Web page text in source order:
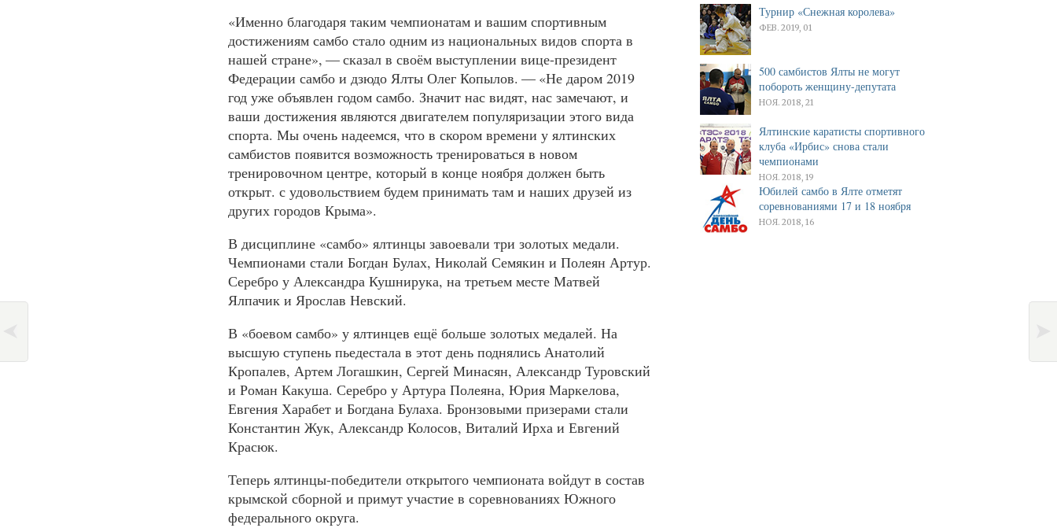
«Именно благодаря таким чемпионатам и вашим спортивным
достижениям самбо стало одним из национальных видов спорта в
нашей стране», — сказал в своём выступлении вице-президент
Федерации самбо и дзюдо Ялты Олег Копылов. — «Не даром 2019
год уже объявлен годом самбо. Значит нас видят, нас замечают, и
ваши достижения являются двигателем популяризации этого вида
спорта. Мы очень надеемся, что в скором времени у ялтинских
самбистов появится возможность тренироваться в новом
тренировочном центре, который в конце ноября должен быть
открыт. с удовольствием будем принимать там и наших друзей из
других городов Крыма».
В дисциплине «самбо» ялтинцы завоевали три золотых медали.
Чемпионами стали Богдан Булах, Николай Семякин и Полеян Артур.
Серебро у Александра Кушнирука, на третьем месте Матвей
Ялпачик и Ярослав Невский.
В «боевом самбо» у ялтинцев ещё больше золотых медалей. На
высшую ступень пьедестала в этот день поднялись Анатолий
Кропалев, Артем Логашкин, Сергей Минасян, Александр Туровский
и Роман Какуша. Серебро у Артура Полеяна, Юрия Маркелова,
Евгения Харабет и Богдана Булаха. Бронзовыми призерами стали
Константин Жук, Александр Колосов, Виталий Ирха и Евгений
Красюк.
Теперь ялтинцы-победители открытого чемпионата войдут в состав
крымской сборной и примут участие в соревнованиях Южного
федерального округа.
Турнир «Снежная королева»
ФЕВ. 2019, 01
500 самбистов Ялты не могут
побороть женщину-депутата
НОЯ. 2018, 21
Ялтинские каратисты спортивного
клуба «Ирбис» снова стали
чемпионами
НОЯ. 2018, 19
Юбилей самбо в Ялте отметят
соревнованиями 17 и 18 ноября
НОЯ. 2018, 16